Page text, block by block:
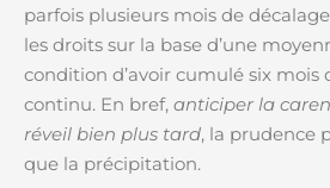
parfois plusieurs mois de
les droits sur la base d’une
condition d’avoir cumulé six mois
continu. En bref, anticiper la
réveil bien plus tard, la prudence
que la précipitation.